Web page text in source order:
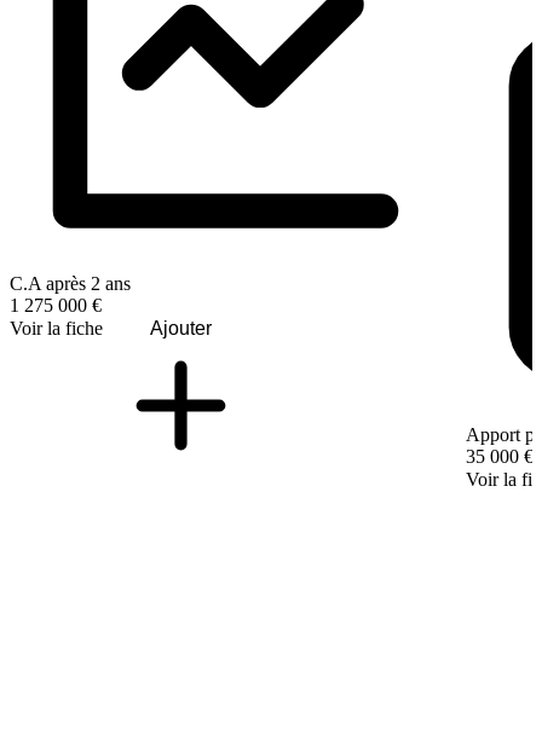
C.A après 2 ans
1 275 000 €
Voir la fiche
Ajouter
Apport
35 000 €
Voir la